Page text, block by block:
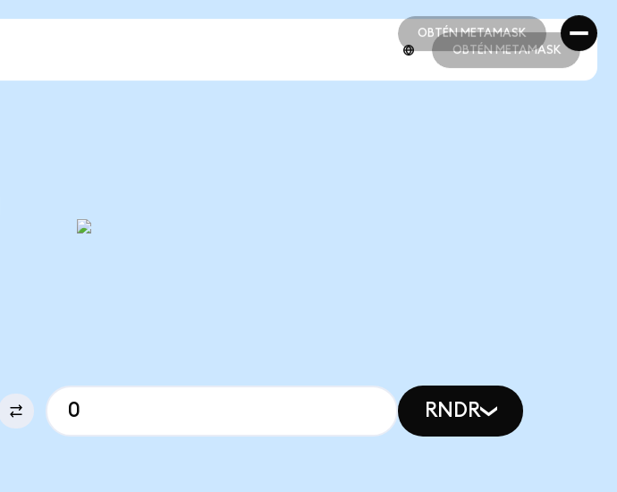
OBTÉN METAMASK
OBTÉN METAMASK
OBTÉN METAMASK
RNDR